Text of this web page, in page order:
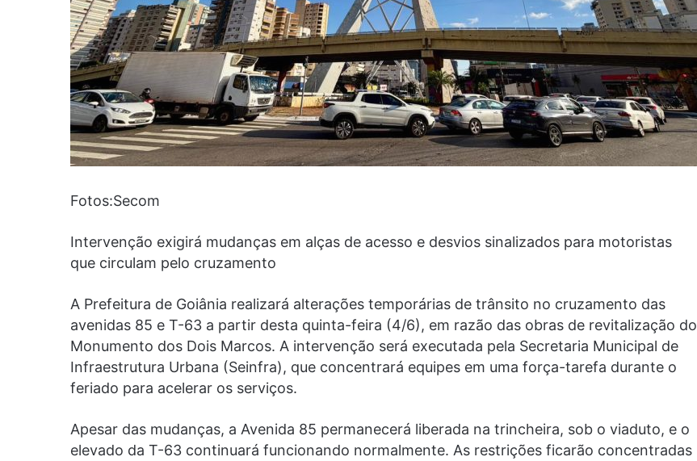
Fotos:Secom
Intervenção exigirá mudanças em alças de acesso e desvios sinalizados para motoristas
que circulam pelo cruzamento
A Prefeitura de Goiânia realizará alterações temporárias de trânsito no cruzamento das
avenidas 85 e T-63 a partir desta quinta-feira (4/6), em razão das obras de revitalização do
Monumento dos Dois Marcos. A intervenção será executada pela Secretaria Municipal de
Infraestrutura Urbana (Seinfra), que concentrará equipes em uma força-tarefa durante o
feriado para acelerar os serviços.
Apesar das mudanças, a Avenida 85 permanecerá liberada na trincheira, sob o viaduto, e o
elevado da T-63 continuará funcionando normalmente. As restrições ficarão concentradas